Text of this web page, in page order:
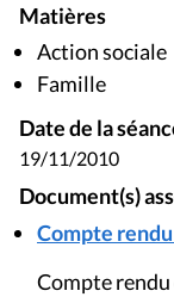
Matières
Action sociale
Famille
Date de la
19/11/2010
Document(s)
Compte
Compte rendu